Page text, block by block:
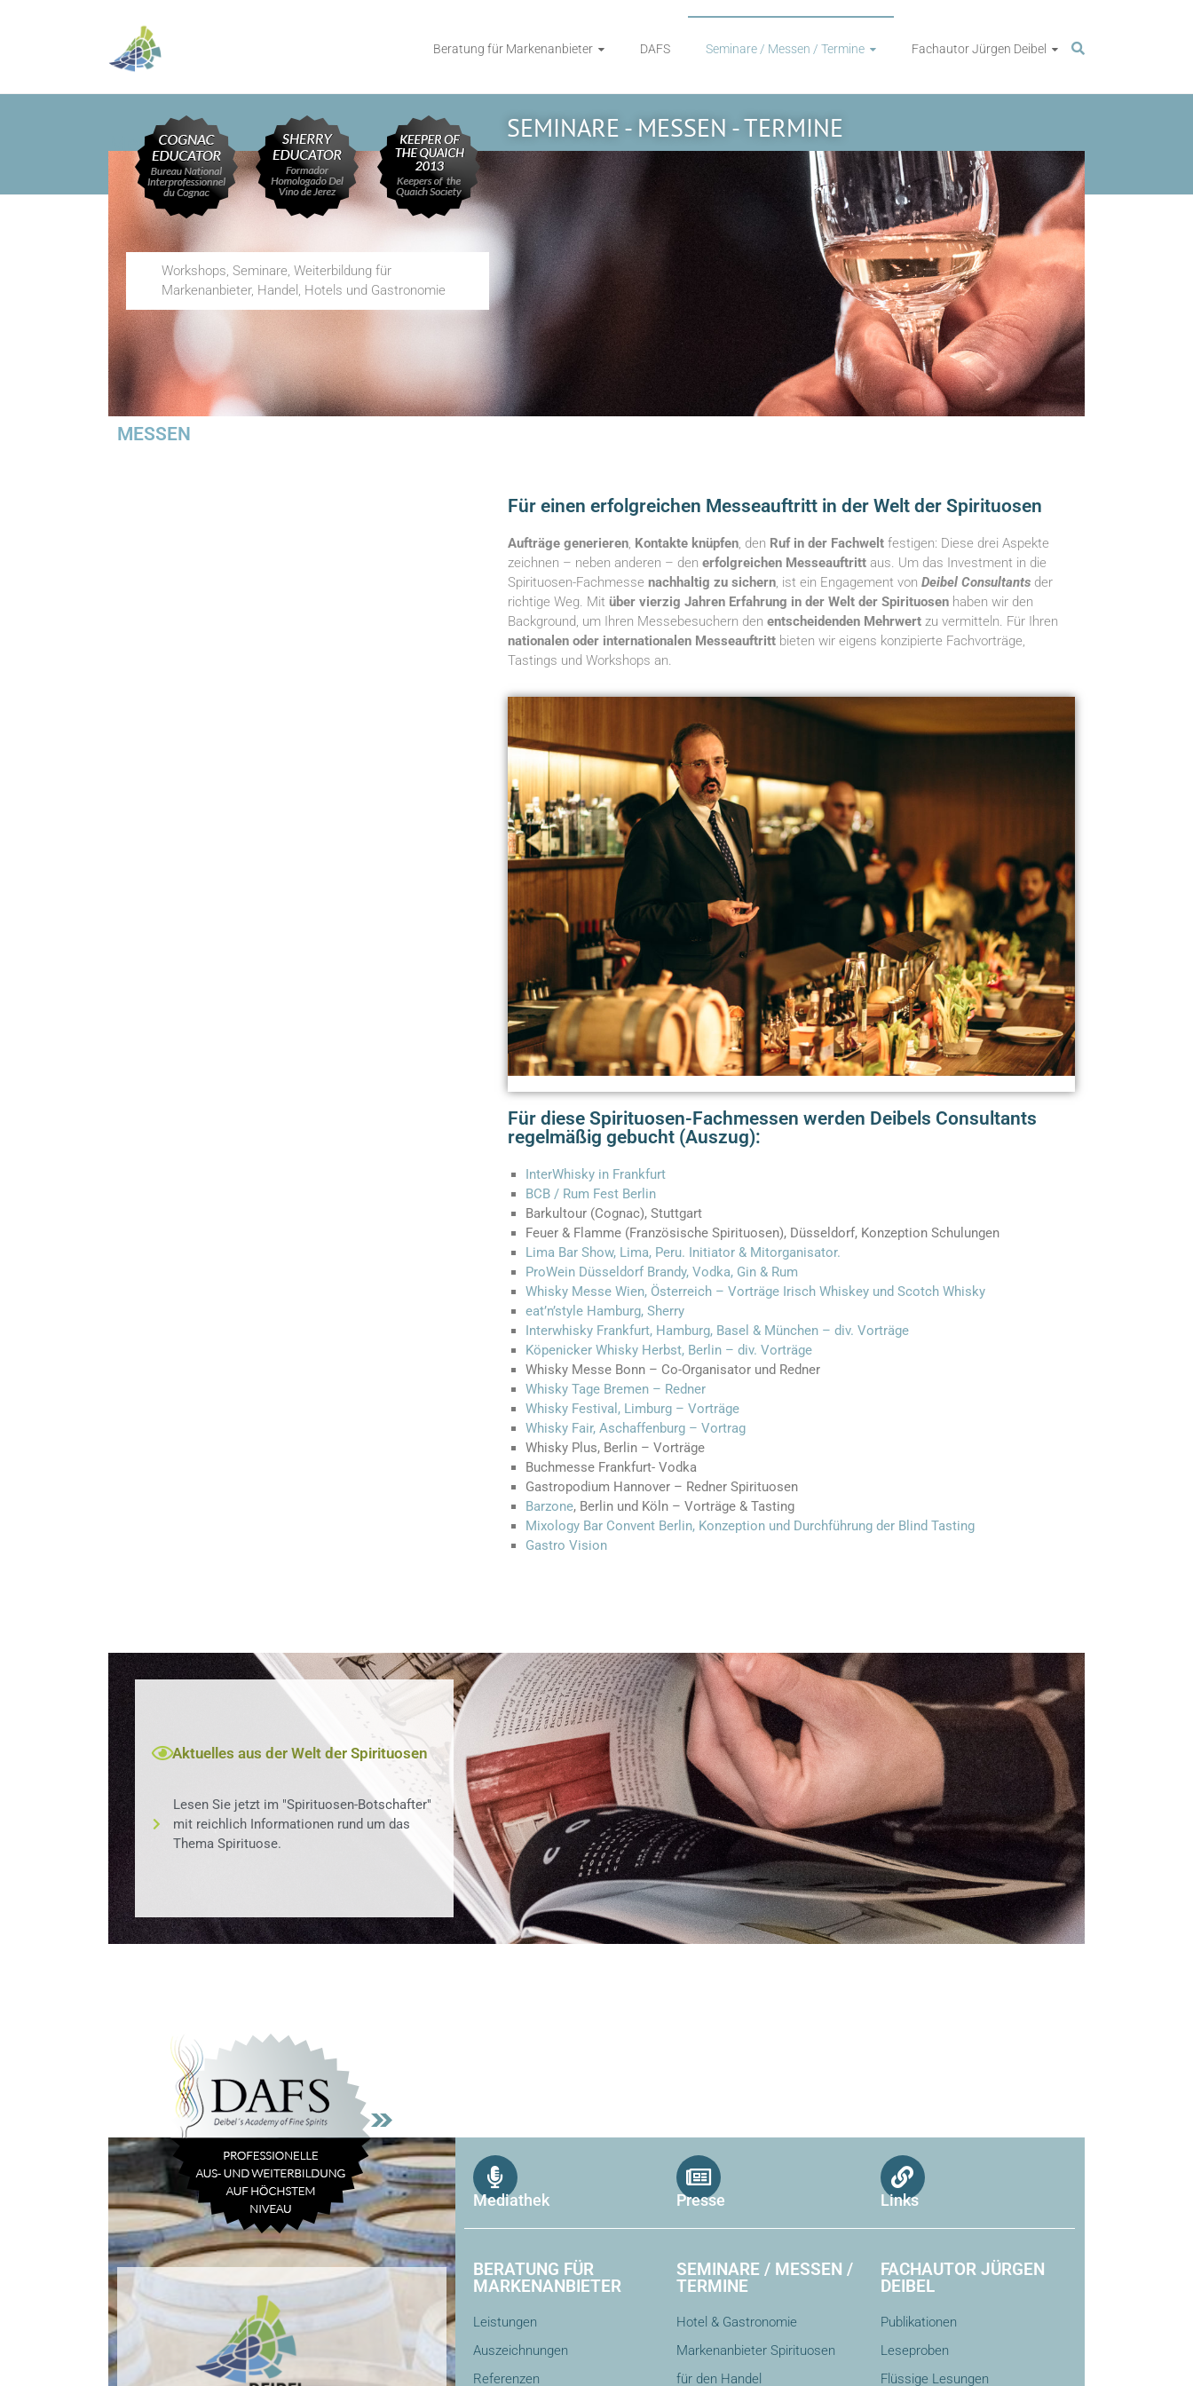
Beratung für Markenanbieter DAFS Seminare / Messen / Termine Fachautor Jürgen Deibel
Messen
Workshops, Seminare, Weiterbildung für
Markenanbieter, Handel, Hotels und Gastronomie
SEMINARE - MESSEN - TERMINE
MESSEN
Für einen erfolgreichen Messeauftritt in der Welt der Spirituosen
Aufträge generieren, Kontakte knüpfen, den Ruf in der Fachweltfestigen: Diese drei Aspekte
zeichnen – neben anderen – den erfolgreichen Messeauftrittaus. Um das Investment in die
Spirituosen-Fachmesse nachhaltig zu sichern, ist ein Engagement von Deibel Consultantsder
richtige Weg. Mit über vierzig Jahren Erfahrung in der Welt der Spirituosenhaben wir den
Background, um Ihren Messebesuchern den entscheidenden Mehrwertzu vermitteln. Für Ihren
nationalen oder internationalen Messeauftrittbieten wir eigens konzipierte Fachvorträge,
Tastings und Workshops an.
Für diese Spirituosen-Fachmessen werden Deibels Consultants
regelmäßig gebucht (Auszug):
InterWhisky in Frankfurt
BCB / Rum Fest Berlin
Barkultour (Cognac), Stuttgart
Feuer & Flamme (Französische Spirituosen), Düsseldorf, Konzeption Schulungen
Lima Bar Show, Lima, Peru. Initiator & Mitorganisator.
ProWein Düsseldorf Brandy, Vodka, Gin & Rum
Whisky Messe Wien, Österreich – Vorträge Irisch Whiskey und Scotch Whisky
eat’n’style Hamburg, Sherry
Interwhisky Frankfurt, Hamburg, Basel & München – div. Vorträge
Köpenicker Whisky Herbst, Berlin – div. Vorträge
Whisky Messe Bonn – Co-Organisator und Redner
Whisky Tage Bremen – Redner
Whisky Festival, Limburg – Vorträge
Whisky Fair, Aschaffenburg – Vortrag
Whisky Plus, Berlin – Vorträge
Buchmesse Frankfurt- Vodka
Gastropodium Hannover – Redner Spirituosen
Barzone, Berlin und Köln – Vorträge & Tasting
Mixology Bar Convent Berlin, Konzeption und Durchführung der Blind Tasting
Gastro Vision
Aktuelles aus der Welt der Spirituosen
Lesen Sie jetzt im "Spirituosen-Botschafter"
mit reichlich Informationen rund um das
Thema Spirituose.
Mediathek Presse Links
BERATUNG FÜR
MARKENANBIETER
Leistungen
Auszeichnungen
Referenzen
SEMINARE / MESSEN /
TERMINE
Hotel & Gastronomie
Markenanbieter Spirituosen
für den Handel
FACHAUTOR JÜRGEN
DEIBEL
Publikationen
Leseproben
Flüssige Lesungen